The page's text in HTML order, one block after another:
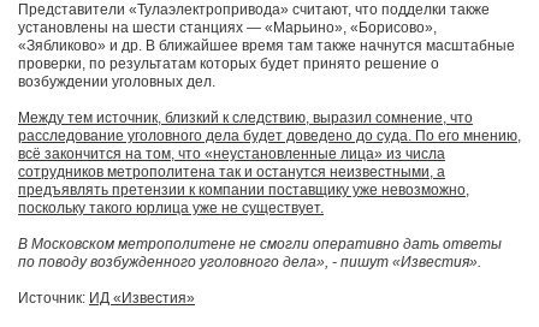
Представители «Тулаэлектропривода» считают, что подделки также
установлены на шести станциях — «Марьино», «Борисово»,
«Зябликово» и др. В ближайшее время там также начнутся масштабные
проверки, по результатам которых будет принято решение о
возбуждении уголовных дел.
Между тем источник, близкий к следствию, выразил сомнение, что
расследование уголовного дела будет доведено до суда. По его мнению,
всё закончится на том, что «неустановленные лица» из числа
сотрудников метрополитена так и останутся неизвестными, а
предъявлять претензии к компании поставщику уже невозможно,
поскольку такого юрлица уже не существует.
В Московском метрополитене не смогли оперативно дать ответы
по поводу возбужденного уголовного дела», - пишут «Известия».
Источник: ИД «Известия»